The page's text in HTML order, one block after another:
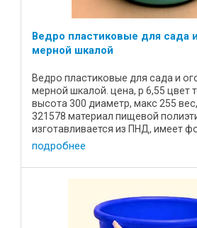
Ведро пластиковые для сада
мерной шкалой
Ведро пластиковые для сада и
мерной шкалой. цена, р 6,55 цвет
высота 300 диаметр, макс 255 вес,
321578 материал пищевой
изготавливается из ПНД, имеет
конуса, с крышкой. ...
подробнее